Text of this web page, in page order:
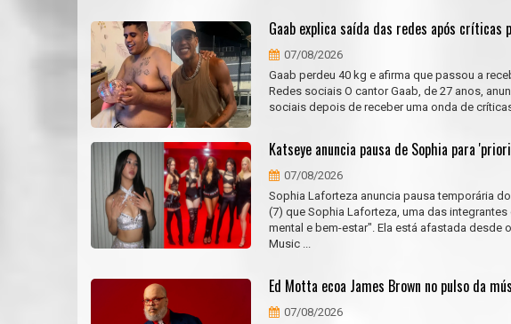
Gaab explica saída das redes após
07/08/2026
Gaab perdeu 40 kg e afirma que passou a
Redes sociais O cantor Gaab, de 27 anos,
sociais depois de receber uma onda de
Katseye anuncia pausa de Sophia para
07/08/2026
Sophia Laforteza anuncia pausa temporária
(7) que Sophia Laforteza, uma das
mental e bem-estar". Ela está afastada desde
Music ...
Ed Motta ecoa James Brown no pulso da
07/08/2026